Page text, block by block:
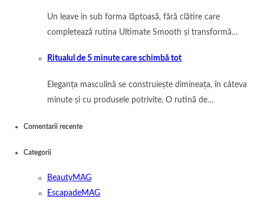
Un leave in sub forma lăptoasă, fără clătire care
completează rutina Ultimate Smooth și transformă…
Ritualul de 5 minute care schimbă tot
Eleganța masculină se construiește dimineața, în câteva
minute și cu produsele potrivite. O rutină de…
Comentarii recente
Categorii
BeautyMAG
EscapadeMAG